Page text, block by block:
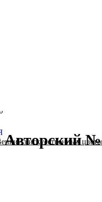
Из искусственных
Авторский